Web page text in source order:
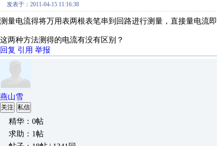
发表于：2011-04-15 11:16:38
测量电流得将万用表两根表笔串到回路进行测量，直接量电流
这两种方法测得的电流有没有区别？
回复 引用 举报
燕山雪
关注 私信
精华：0帖
求助：1帖